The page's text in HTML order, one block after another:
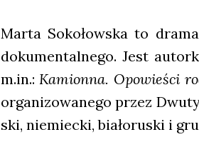
Mar­ta Soko­łow­ska to
doku­men­tal­ne­go. Jest
m.in.:Kamion­na. Opo­wie­ści
orga­ni­zo­wa­ne­go przez
ski, nie­miec­ki, bia­ło­ru­ski i